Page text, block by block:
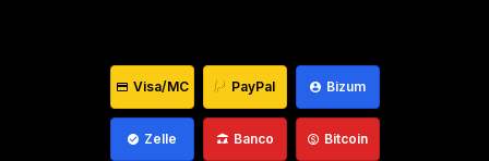
Visa/MC PayPal Bizum
Zelle Banco Bitcoin